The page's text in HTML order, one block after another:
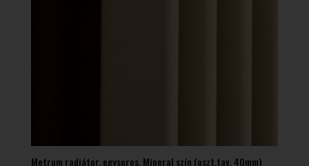
Metrum radiátor, egysoros, Mineral szín (oszt.tav. 40mm)